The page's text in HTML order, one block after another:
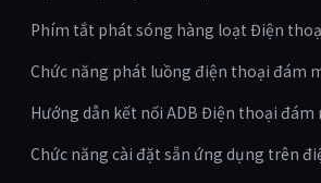
Phím tắt phát sóng hàng loạt Điện
Chức năng phát luồng điện thoại đám
Hướng dẫn kết nối ADB Điện thoại đám
Chức năng cài đặt sẵn ứng dụng trên